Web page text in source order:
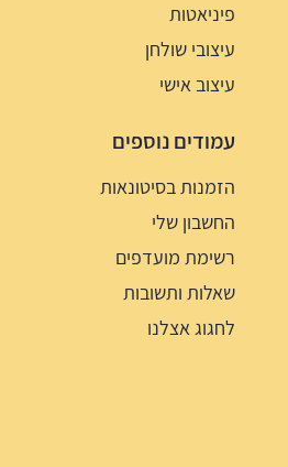
פיניאטות
עיצובי שולחן
עיצוב אישי
עמודים נוספים
הזמנות בסיטונאות
החשבון שלי
רשימת מועדפים
שאלות ותשובות
לחגוג אצלנו